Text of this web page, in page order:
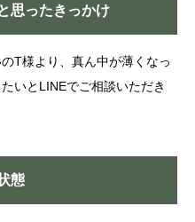
思ったきっかけ
T様より、真ん中が薄くなっ
いとLINEでご相談いただき
態